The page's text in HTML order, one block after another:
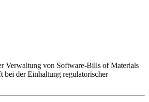
Verwaltung von Software-Bills of Materials
bei der Einhaltung regulatorischer